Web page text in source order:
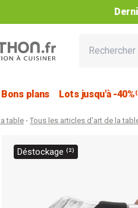
Bons plans Lots jusqu'à -
table Tous les articles d'art de la
Déstockage ⁽²⁾